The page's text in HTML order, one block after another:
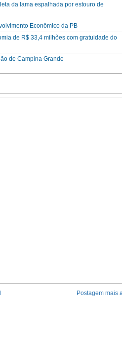
da lama espalhada por estouro de
Econômico da PB
de R$ 33,4 milhões com gratuidade do
de Campina Grande
Postagem mais